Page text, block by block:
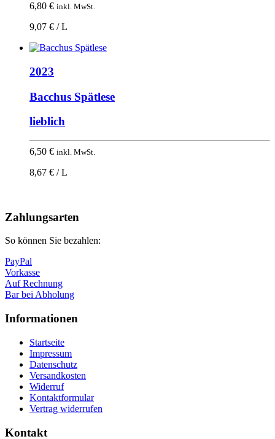
6,80 € inkl. MwSt.
9,07 € / L
2023
Bacchus Spätlese
lieblich
6,50 € inkl. MwSt.
8,67 € / L
oben
Zahlungsarten
So können Sie bezahlen:
PayPal
Vorkasse
Auf Rechnung
Bar bei Abholung
Informationen
Startseite
Impressum
Datenschutz
Versandkosten
Widerruf
Kontaktformular
Vertrag widerrufen
Kontakt